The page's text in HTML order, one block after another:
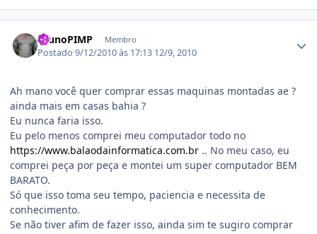
brunoPIMP Membro
Postado9/12/2010 às 17:13 12/9, 2010
Ah mano você quer comprar essas maquinas montadas ae ?
ainda mais em casas bahia ?
Eu nunca faria isso.
Eu pelo menos comprei meu computador todo no
https://www.balaodainformatica.com.br .. No meu caso, eu
comprei peça por peça e montei um super computador BEM
BARATO.
Só que isso toma seu tempo, paciencia e necessita de
conhecimento.
Se não tiver afim de fazer isso, ainda sim te sugiro comprar